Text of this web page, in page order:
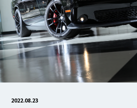
2022.08.23